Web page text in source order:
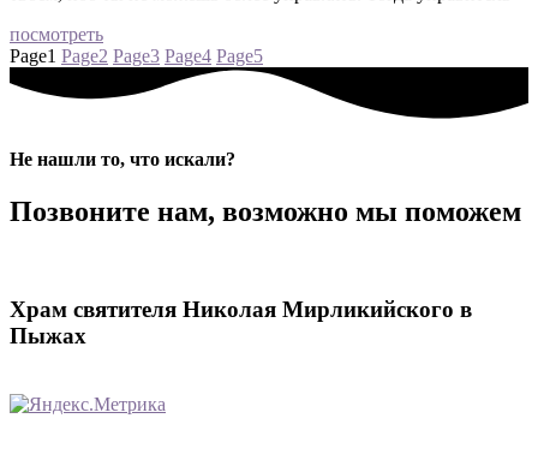
посмотреть
Page1 Page2 Page3 Page4 Page5
Не нашли то, что искали?
Позвоните нам, возможно мы поможем
Храм святителя Николая Мирликийского в
Пыжах